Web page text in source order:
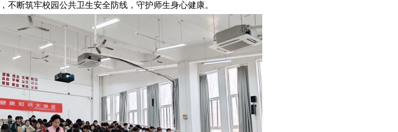
断筑牢校园公共卫生安全防线，守护师生身心健康。